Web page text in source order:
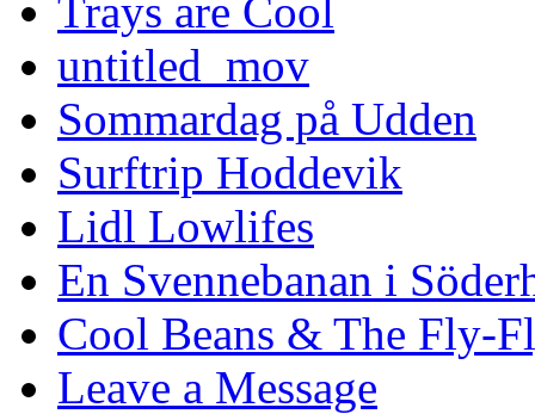
Trays are Cool
untitled_mov
Sommardag på Udden
Surftrip Hoddevik
Lidl Lowlifes
En Svennebanan i
Cool Beans & The Fly-
Leave a Message